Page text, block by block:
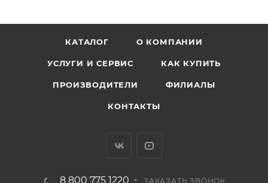
КАТАЛОГ О КОМПАНИИ
УСЛУГИ И СЕРВИС КАК КУПИТЬ
ПРОИЗВОДИТЕЛИ ФИЛИАЛЫ
КОНТАКТЫ
8 800 775 1220 ЗАКАЗАТЬ ЗВОНОК